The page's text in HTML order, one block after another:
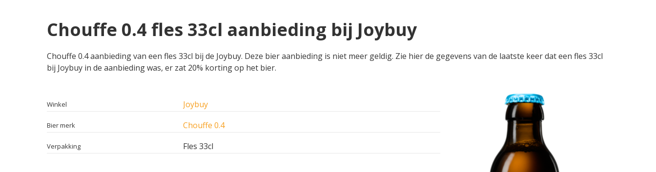
Chouffe 0.4 fles 33cl aanbieding bij Joybuy
Chouffe 0.4 aanbieding van een fles 33cl bij de Joybuy. Deze bier aanbieding is niet meer geldig. Zie hier de gegevens van de laatste keer dat een fles 33cl
bij Joybuy in de aanbieding was, er zat 20% korting op het bier.
Winkel Joybuy
Bier merk Chouffe 0.4
Verpakking Fles 33cl